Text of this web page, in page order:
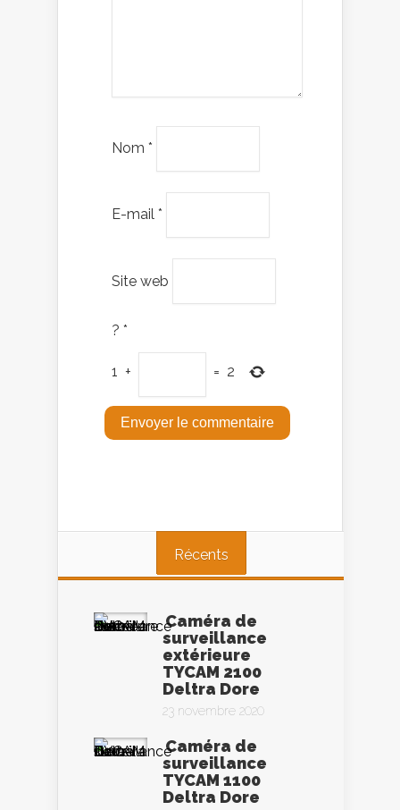
Nom *
E-mail *
Site web
? *
1 + = 2
Récents
Caméra de
surveillance
extérieure
TYCAM 2100
Deltra Dore
23 novembre 2020
Caméra de
surveillance
TYCAM 1100
Deltra Dore